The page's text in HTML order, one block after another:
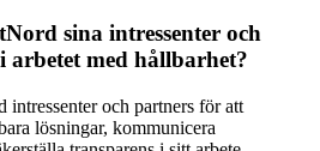
sina intressenter och
arbetet med hållbarhet?
intressenter och partners för att
lösningar, kommunicera